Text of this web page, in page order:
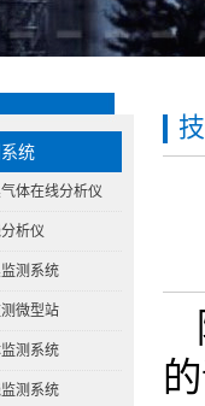
统
体在线分析仪
析仪
测系统
微型站
测系统
测系统